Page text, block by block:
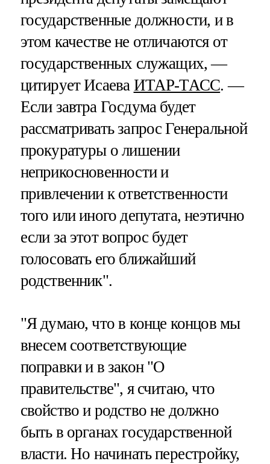
государственные должности, и в
этом качестве не отличаются от
государственных служащих, —
цитирует Исаева ИТАР-ТАСС. —
Если завтра Госдума будет
рассматривать запрос Генеральной
прокуратуры о лишении
неприкосновенности и
привлечении к ответственности
того или иного депутата, неэтично
если за этот вопрос будет
голосовать его ближайший
родственник".
"Я думаю, что в конце концов мы
внесем соответствующие
поправки и в закон "О
правительстве", я считаю, что
свойство и родство не должно
быть в органах государственной
власти. Но начинать перестройку,